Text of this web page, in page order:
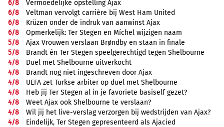
6/8
Vermoedelijke opstelling Ajax
6/8
Veltman vervolgt carrière bij West Ham United
6/8
Krüzen onder de indruk van aanwinst Ajax
6/8
Opmerkelijk: Ter Stegen en Míchel wijzigen naam
5/8
Ajax Vrouwen verslaan Brøndby en staan in finale
5/8
Brandt én Ter Stegen speelgerechtigd tegen Shelbourne
4/8
Duel met Shelbourne uitverkocht
4/8
Brandt nog niet ingeschreven door Ajax
4/8
UEFA zet Turkse arbiter op duel met Shelbourne
4/8
Heb jij Ter Stegen al in je favoriete basiself gezet?
4/8
Weet Ajax ook Shelbourne te verslaan?
4/8
Wil jij het live-verslag verzorgen bij wedstrijden van Ajax?
4/8
Eindelijk, Ter Stegen gepresenteerd als Ajacied